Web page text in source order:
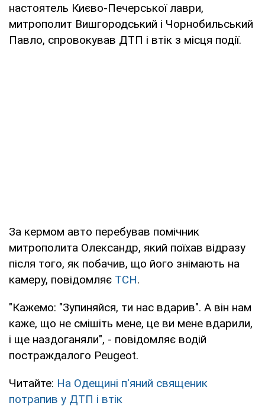
настоятель Києво-Печерської лаври,
митрополит Вишгородський і Чорнобильський
Павло, спровокував ДТП і втік з місця події.
За кермом авто перебував помічник
митрополита Олександр, який поїхав відразу
після того, як побачив, що його знімають на
камеру, повідомляє ТСН.
"Кажемо: "Зупиняйся, ти нас вдарив". А він нам
каже, що не смішіть мене, це ви мене вдарили,
і ще наздоганяли", - повідомляє водій
постраждалого Peugeot.
Читайте: На Одещині п'яний священик
потрапив у ДТП і втік